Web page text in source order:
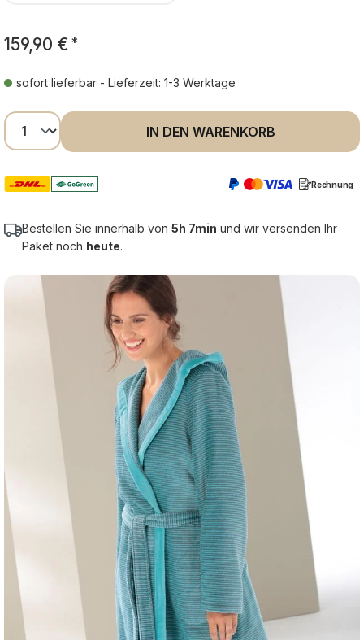
159,90 € *
sofort lieferbar - Lieferzeit: 1-3 Werktage
Produkt Anzahl: Gib den gewünschten
IN DEN WARENKORB
Rechnung
Bestellen Sie innerhalb von 5h 7min und wir versenden Ihr
Paket noch heute.